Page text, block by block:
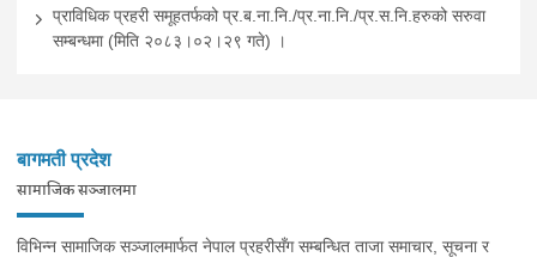
प्राविधिक प्रहरी समूहतर्फको प्र.ब.ना.नि./प्र.ना.नि./प्र.स.नि.हरुको सरुवा
सम्बन्धमा (मिति २०८३।०२।२९ गते) ।
बागमती प्रदेश
सामाजिक सञ्‍जालमा
विभिन्न सामाजिक सञ्जालमार्फत नेपाल प्रहरीसँग सम्बन्धित ताजा समाचार, सूचना र